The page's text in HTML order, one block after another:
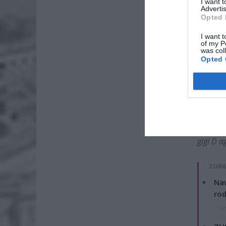
Opted
I want
of my
was
Opted
„Tłumy
raz na
gigi D